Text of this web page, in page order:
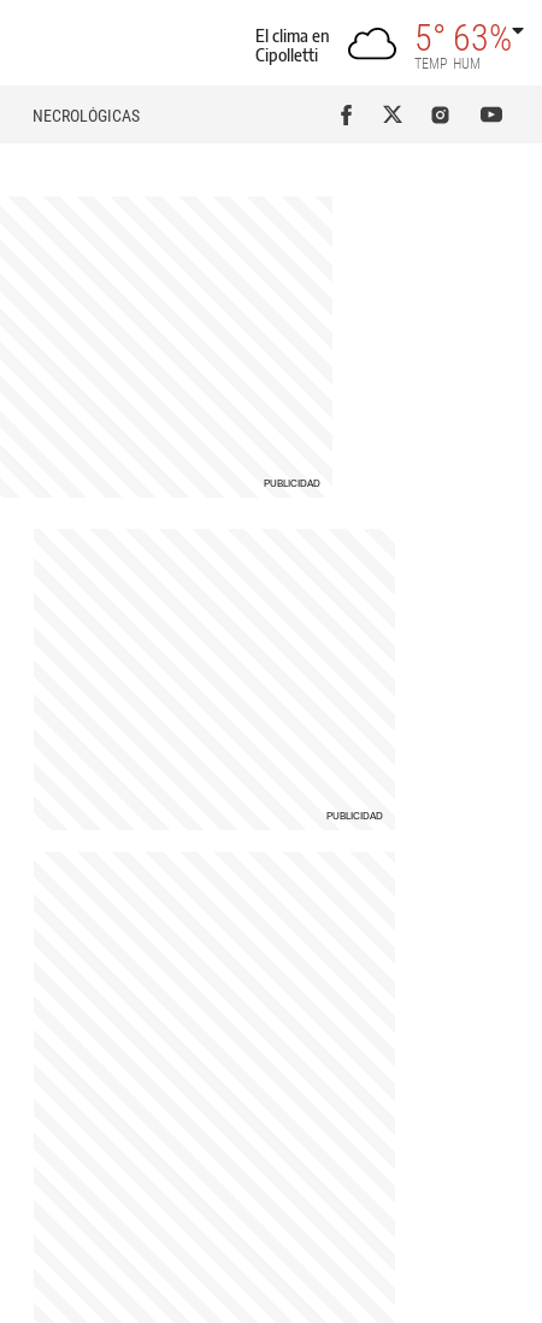
El clima en
Cipolletti
5°
TEMP
63%
HUM
NECROLÓGICAS